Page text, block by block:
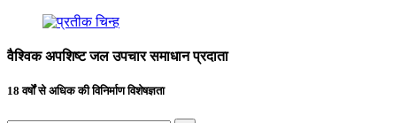
वैश्विक अपशिष्ट जल उपचार समाधान प्रदाता
18 वर्षों से अधिक की विनिर्माण विशेषज्ञता